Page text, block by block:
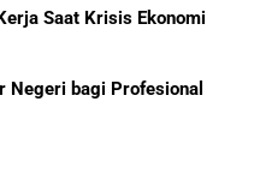
Saat Krisis Ekonomi
Negeri bagi Profesional